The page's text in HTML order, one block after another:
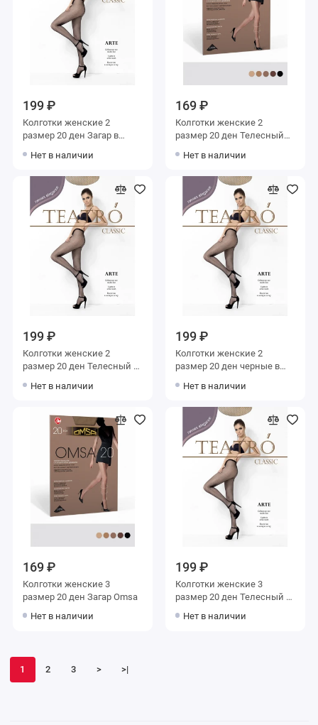
199 ₽
Колготки женские 2
размер 20 ден Загар в
Нет в наличии
169 ₽
Колготки женские 2
размер 20 ден Телесный
Нет в наличии
199 ₽
Колготки женские 2
размер 20 ден Телесный в
Нет в наличии
199 ₽
Колготки женские 2
размер 20 ден черные в
Нет в наличии
169 ₽
Колготки женские 3
размер 20 ден Загар Omsa
Нет в наличии
199 ₽
Колготки женские 3
размер 20 ден Телесный в
Нет в наличии
1 2 3 > >|